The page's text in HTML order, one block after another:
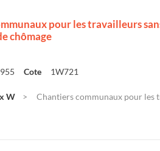
pour les travailleurs
chômage
Cote 1W721
W Chantiers communaux pour les